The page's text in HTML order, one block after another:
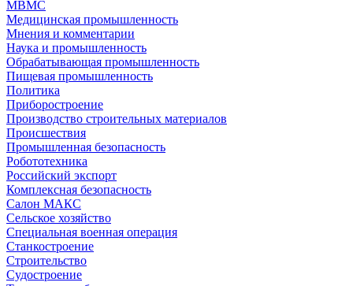
МВМС
Медицинская промышленность
Мнения и комментарии
Наука и промышленность
Обрабатывающая промышленность
Пищевая промышленность
Политика
Приборостроение
Производство строительных материалов
Происшествия
Промышленная безопасность
Робототехника
Российский экспорт
Комплексная безопасность
Салон МАКС
Сельское хозяйство
Специальная военная операция
Станкостроение
Строительство
Судостроение